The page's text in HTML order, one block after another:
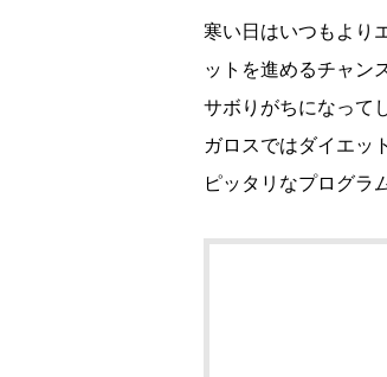
寒い日はいつもより
ットを進めるチャン
サボりがちになって
ガロスではダイエッ
ピッタリなプログラ